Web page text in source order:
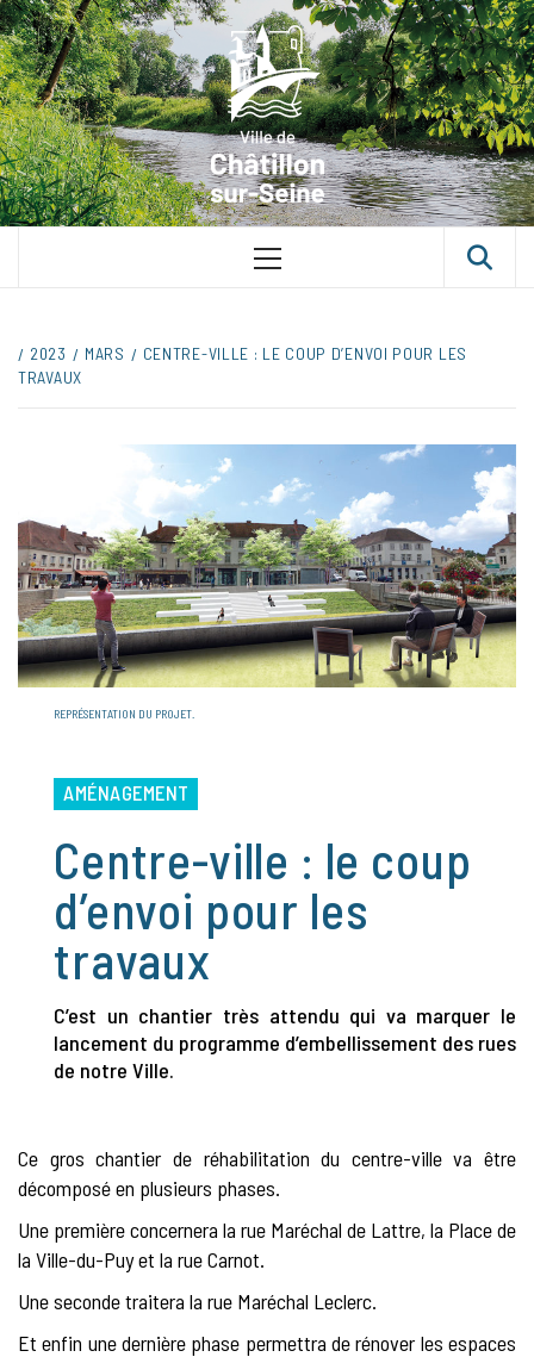
Skip
to
content
VILLE
SUR-SEINE
UNE VILLE DANS UN PARC
Primary
2023 MARS
CENTRE-VILLE : LE COUP D’ENVOI POUR LES
TRAVAUX
REPRÉSENTATION DU PROJET.
AMÉNAGEMENT
Centre-ville : le coup
d’envoi pour les
travaux
C’est un chantier très attendu qui va marquer le
lancement du programme d’embellissement des rues
de notre Ville.
Ce gros chantier de réhabilitation du centre-ville va être
décomposé en plusieurs phases.
Une première concernera la rue Maréchal de Lattre, la Place de
la Ville-du-Puy et la rue Carnot.
Une seconde traitera la rue Maréchal Leclerc.
Et enfin une dernière phase permettra de rénover les espaces